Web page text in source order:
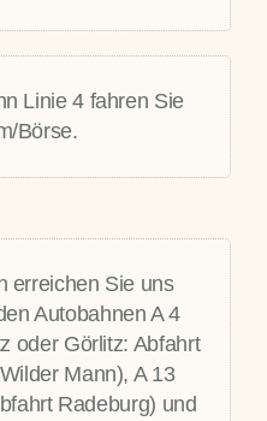
Linie 4 fahren Sie
Börse.
erreichen Sie uns
Autobahnen A 4
oder Görlitz: Abfahrt
Mann), A 13
Radeburg) und